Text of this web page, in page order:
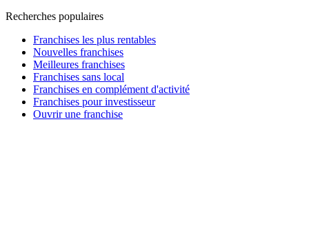
Recherches populaires
Franchises les plus rentables
Nouvelles franchises
Meilleures franchises
Franchises sans local
Franchises en complément d'activité
Franchises pour investisseur
Ouvrir une franchise